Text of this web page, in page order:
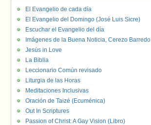
El Evangelio de cada día
El Evangelio del Domingo (José Luis Sicre)
Escuchar el Evangelio del día
Imágenes de la Buena Noticia, Cerezo Barredo
Jesús in Love
La Biblia
Leccionario Común revisado
Liturgia de las Horas
Meditaciones Inclusivas
Oración de Taizé (Ecuménica)
Out In Scriptures
Passion of Christ: A Gay Vision (Libro)